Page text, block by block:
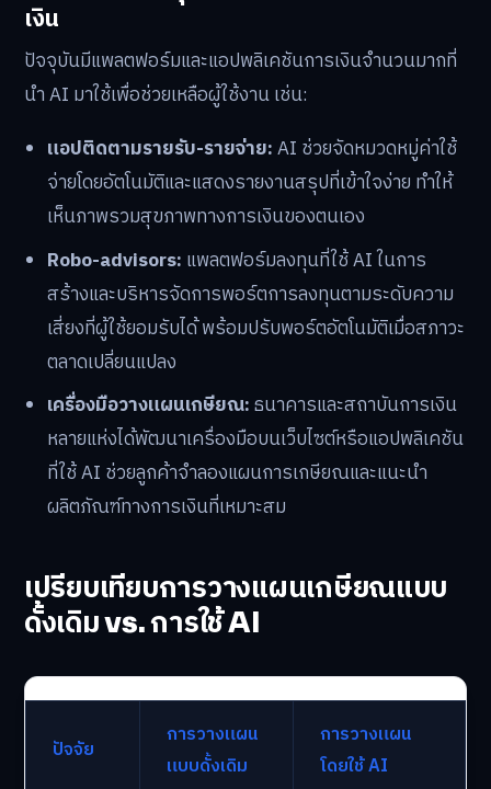
เงิน
ปัจจุบันมีแพลตฟอร์มและแอปพลิเคชันการเงินจำนวนมากที่
นำ AI มาใช้เพื่อช่วยเหลือผู้ใช้งาน เช่น:
แอปติดตามรายรับ-รายจ่าย:AI ช่วยจัดหมวดหมู่ค่าใช้
จ่ายโดยอัตโนมัติและแสดงรายงานสรุปที่เข้าใจง่าย ทำให้
เห็นภาพรวมสุขภาพทางการเงินของตนเอง
Robo-advisors: แพลตฟอร์มลงทุนที่ใช้ AI ในการ
สร้างและบริหารจัดการพอร์ตการลงทุนตามระดับความ
เสี่ยงที่ผู้ใช้ยอมรับได้ พร้อมปรับพอร์ตอัตโนมัติเมื่อสภาวะ
ตลาดเปลี่ยนแปลง
เครื่องมือวางแผนเกษียณ:ธนาคารและสถาบันการเงิน
หลายแห่งได้พัฒนาเครื่องมือบนเว็บไซต์หรือแอปพลิเคชัน
ที่ใช้ AI ช่วยลูกค้าจำลองแผนการเกษียณและแนะนำ
ผลิตภัณฑ์ทางการเงินที่เหมาะสม
เปรียบเทียบการวางแผนเกษียณแบบ
ดั้งเดิม vs. การใช้ AI
ปัจจัย
การวางแผน
แบบดั้งเดิม
การวางแผน
โดยใช้ AI